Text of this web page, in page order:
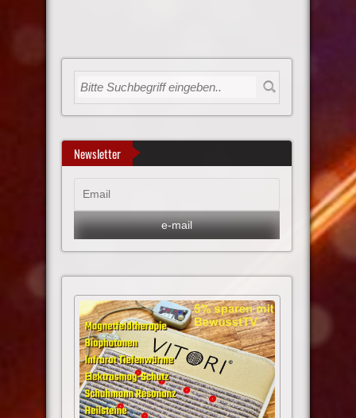
Newsletter